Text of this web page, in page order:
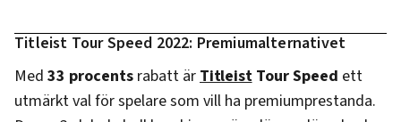
Titleist Tour Speed 2022: Premiumalternativet
Med 33 procents rabatt ärTitleistTour Speed ett
utmärkt val för spelare som vill ha premiumprestanda.